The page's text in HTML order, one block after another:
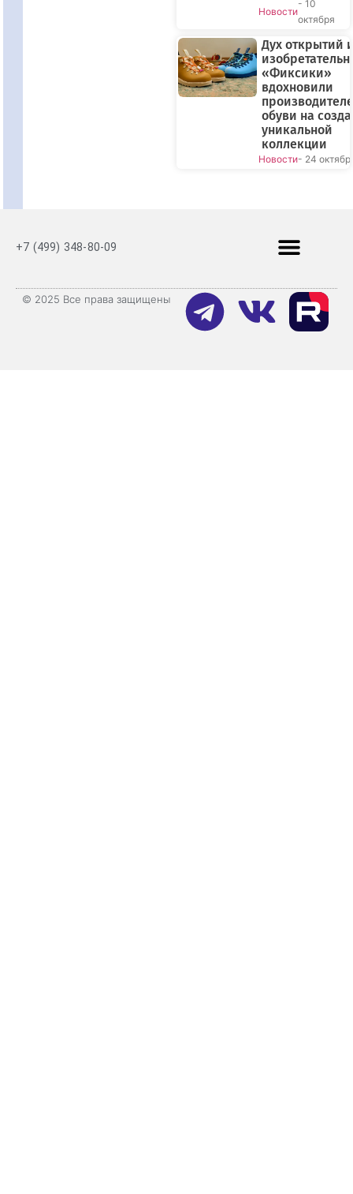
Новости
- 10
октября
Дух открытий
«Фиксики»
вдохновили
обуви на
уникальной
коллекции
Новости- 24
+7 (499) 348-80-09
© 2025 Все права защищены